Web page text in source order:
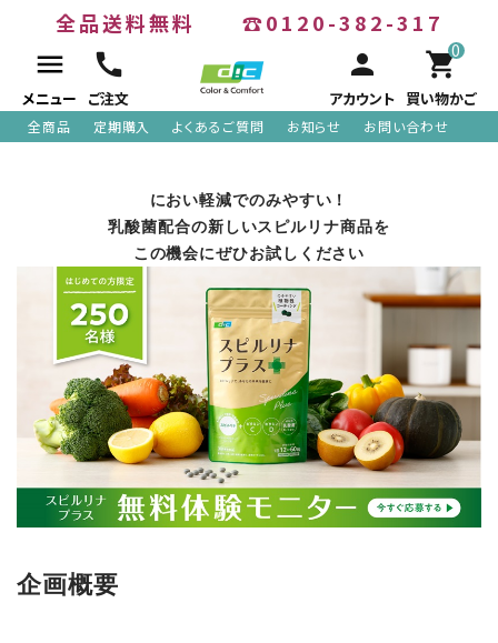
全品送料無料 ☎0120-382-317
menu
メニュー
call
ご注文
person
アカウント
0
shopping_cart
買い物かご
全商品 定期購入 よくあるご質問 お知らせ お問い合わせ
ログイン person 新規会員登録
全商品
お悩みから探す
におい軽減でのみやすい！
乳酸菌配合の新しいスピルリナ商品を
この機会にぜひお試しください
企画概要